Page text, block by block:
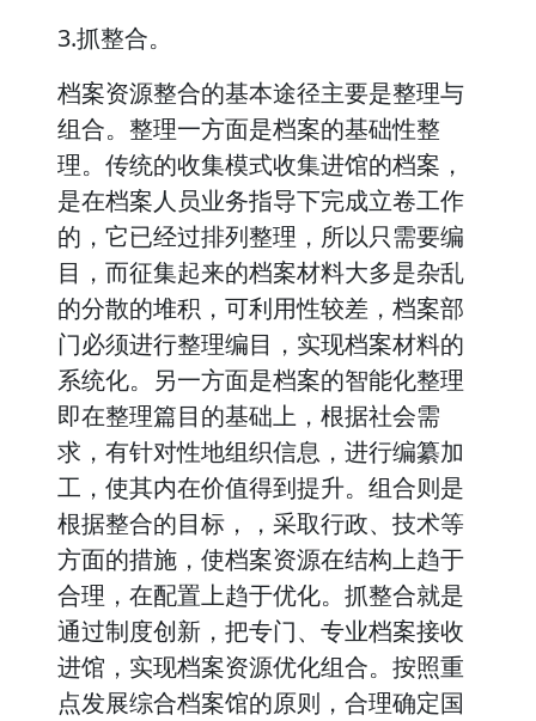
3.抓整合。
档案资源整合的基本途径主要是整理与
组合。整理一方面是档案的基础性整
理。传统的收集模式收集进馆的档案，
是在档案人员业务指导下完成立卷工作
的，它已经过排列整理，所以只需要编
目，而征集起来的档案材料大多是杂乱
的分散的堆积，可利用性较差，档案部
门必须进行整理编目，实现档案材料的
系统化。另一方面是档案的智能化整理
即在整理篇目的基础上，根据社会需
求，有针对性地组织信息，进行编纂加
工，使其内在价值得到提升。组合则是
根据整合的目标，，采取行政、技术等
方面的措施，使档案资源在结构上趋于
合理，在配置上趋于优化。抓整合就是
通过制度创新，把专门、专业档案接收
进馆，实现档案资源优化组合。按照重
点发展综合档案馆的原则，合理确定国